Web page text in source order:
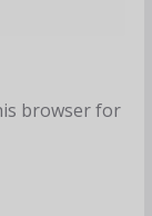
browser for